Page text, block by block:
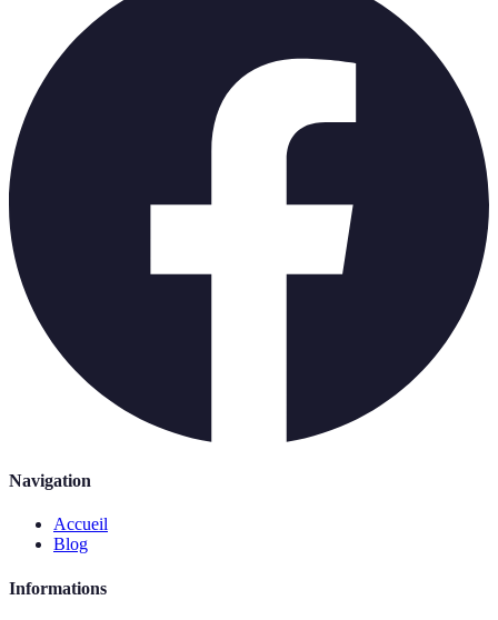
Navigation
Accueil
Blog
Informations